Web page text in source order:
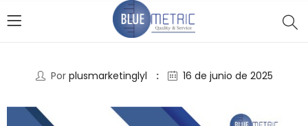
Por plusmarketinglyl 16 de junio de 2025